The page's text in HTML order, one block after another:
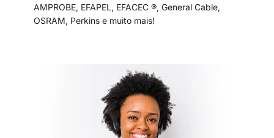
AMPROBE, EFAPEL, EFACEC ®, General Cable,
OSRAM, Perkins e muito mais!